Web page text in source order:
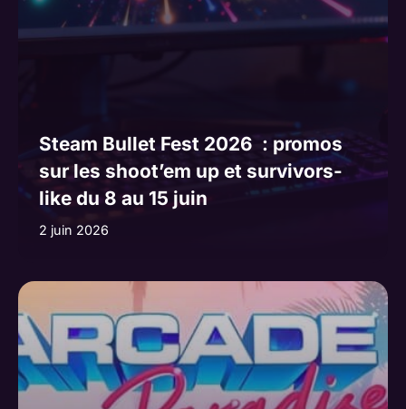
Steam Bullet Fest 2026 : promos
sur les shoot’em up et survivors-
like du 8 au 15 juin
2 juin 2026